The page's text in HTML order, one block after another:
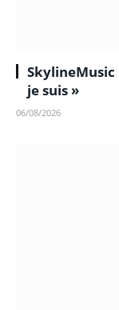
SkylineMusic
je suis »
06/08/2026